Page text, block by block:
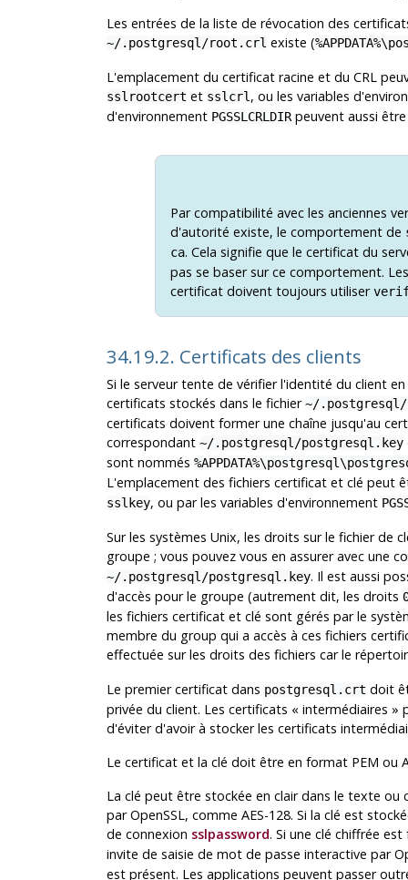
Les entrées de la liste de révocation des
~/.postgresql/root.crl existe (
L'emplacement du certificat racine et du CRL
sslrootcert et sslcrl, ou les variables
d'environnement PGSSLCRLDIRpeuvent aussi être
Par compatibilité avec les anciennes
d'autorité existe, le comportement de
ca. Cela signifie que le certificat du
pas se baser sur ce comportement.
certificat doivent toujours utiliser
34.19.2. Certificats des clients
Si le serveur tente de vérifier l'identité du client
certificats stockés dans le fichier~/
certificats doivent former une chaîne jusqu'au
correspondant ~/.postgresql/postgresql.key
sont nommés
L'emplacement des fichiers certificat et clé peut
sslkey, ou par les variables d'environnement
Sur les systèmes Unix, les droits sur le fichier de
groupe ; vous pouvez vous en assurer avec une
~/.postgresql/postgresql.key. Il est aussi
d'accès pour le groupe (autrement dit, les droits
les fichiers certificat et clé sont gérés par le
membre du group qui a accès à ces fichiers
effectuée sur les droits des fichiers car le
Le premier certificat dans postgresql.crt doit
privée du client. Les certificats « intermédiaires »
d'éviter d'avoir à stocker les certificats
Le certificat et la clé doit être en format PEM ou
La clé peut être stockée en clair dans le texte
parOpenSSL, comme AES-128. Si la clé est
de connexion sslpassword. Si une clé chiffrée
invite de saisie de mot de passe interactive par
est présent. Les applications peuvent passer